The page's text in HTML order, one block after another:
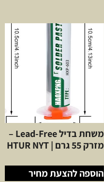
משחת בדיל Lead-Free –
מזרק 55 גרם | HTUR NYT
הוספה להצעת מחיר